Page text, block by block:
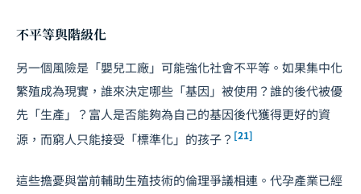
不平等與階級化
另一個風險是「嬰兒工廠」可能強化社會不平等。如果集中化
繁殖成為現實，誰來決定哪些「基因」被使用？誰的後代被優
先「生產」？富人是否能夠為自己的基因後代獲得更好的資
源，而窮人只能接受「標準化」的孩子？ [21]
這些擔憂與當前輔助生殖技術的倫理爭議相連。代孕產業已經